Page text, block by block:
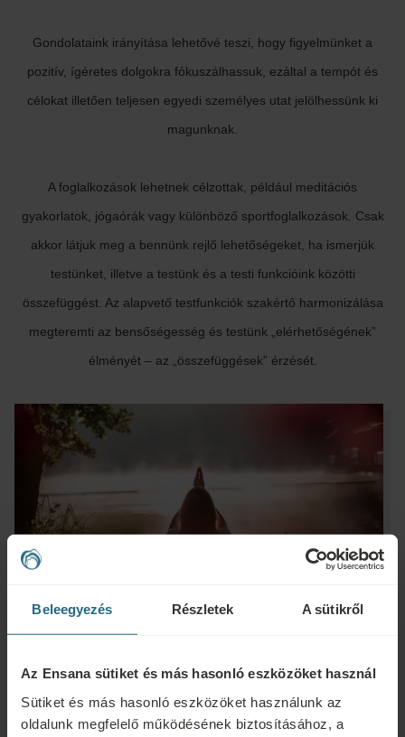
Beleegyezés Részletek A sütikről
Az Ensana sütiket és más hasonló eszközöket használ
Sütiket és más hasonló eszközöket használunk az
oldalunk megfelelő működésének biztosításához, a
Gondolataink irányítása lehetővé teszi, hogy figyelmünket a
pozitív, ígéretes dolgokra fókuszálhassuk, ezáltal a tempót és
célokat illetően teljesen egyedi személyes utat jelölhessünk ki
magunknak.
A foglalkozások lehetnek célzottak, például meditációs
gyakorlatok, jógaórák vagy különböző sportfoglalkozások. Csak
akkor látjuk meg a bennünk rejlő lehetőségeket, ha ismerjük
testünket, illetve a testünk és a testi funkcióink közötti
összefüggést. Az alapvető testfunkciók szakértő harmonizálása
megteremti az bensőségesség és testünk „elérhetőségének”
élményét – az „összefüggések” érzését.
Keresés